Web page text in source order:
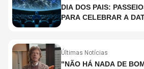
DIA DOS PAIS:
PARA CELEBRAR A
Últimas Notícias
"NÃO HÁ NADA DE